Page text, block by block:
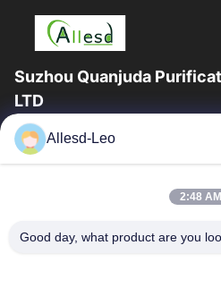
Suzhou Quanjuda
LTD
16years ervaring, als belangrijke
ESD & Cleanroom producten,
Huis
Allesd-Leo
2:48 AM
Good day, what product are you